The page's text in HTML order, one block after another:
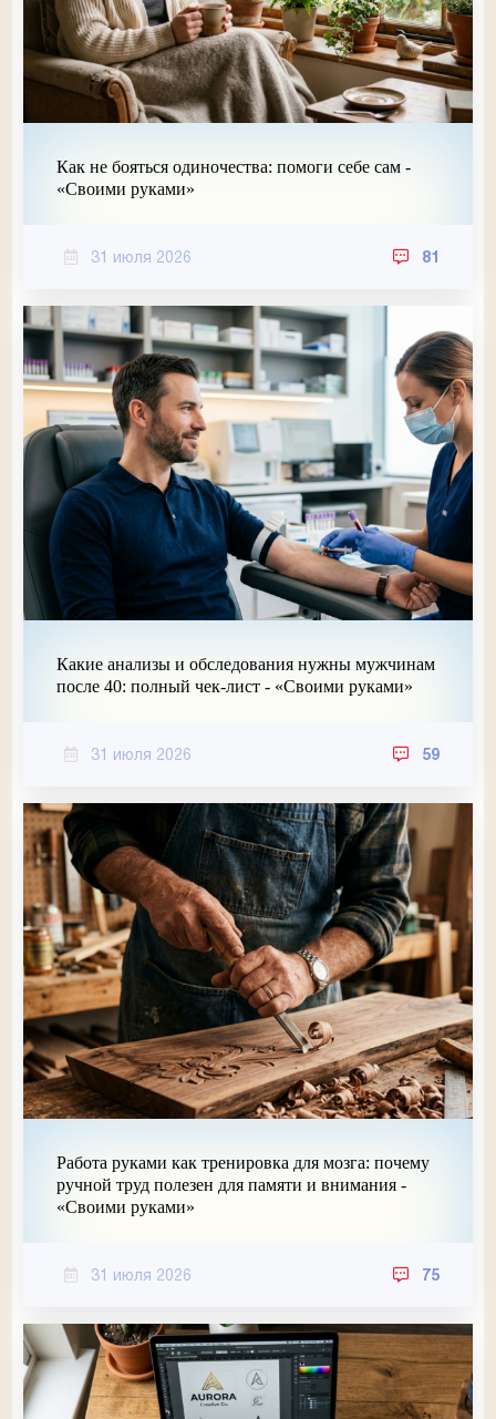
Как не бояться одиночества: помоги себе сам -
«Своими руками»
31 июля 2026 81
Какие анализы и обследования нужны мужчинам
после 40: полный чек-лист - «Своими руками»
31 июля 2026 59
Работа руками как тренировка для мозга: почему
ручной труд полезен для памяти и внимания -
«Своими руками»
31 июля 2026 75